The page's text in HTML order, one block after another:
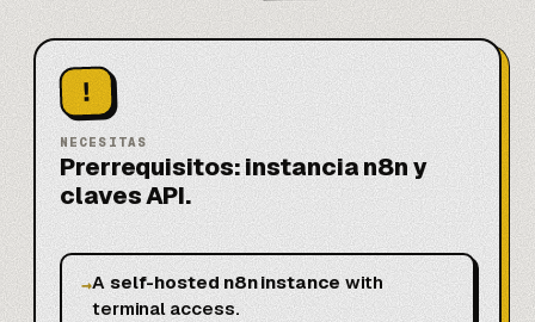
!
NECESITAS
Prerrequisitos: instancia n8n y
claves API.
→A self-hosted n8n instance with
terminal access.